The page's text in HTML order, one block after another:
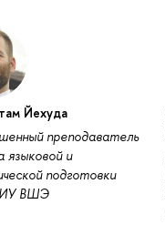
Йехуда
преподаватель
языковой и
подготовки
ВШЭ